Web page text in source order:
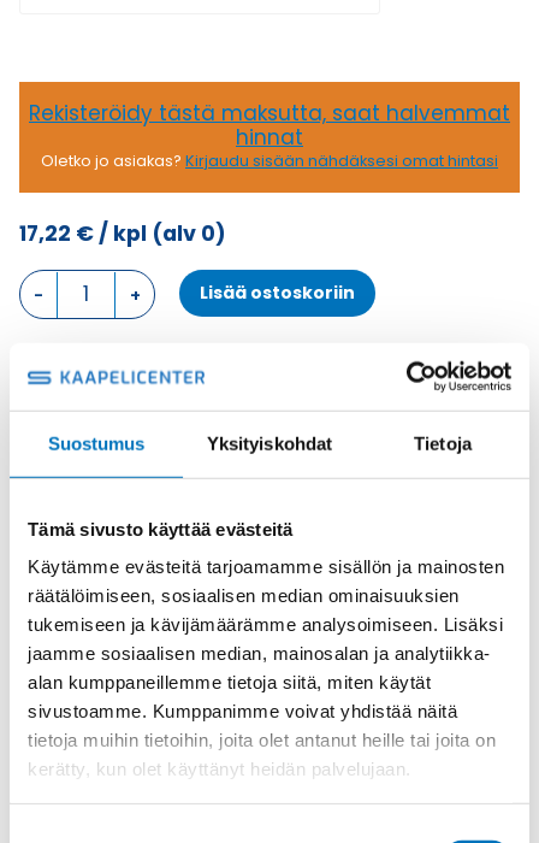
Suostumus Yksityiskohdat Tietoja
Tämä sivusto käyttää evästeitä
Käytämme evästeitä tarjoamamme sisällön ja mainosten
räätälöimiseen, sosiaalisen median ominaisuuksien
tukemiseen ja kävijämäärämme analysoimiseen. Lisäksi
jaamme sosiaalisen median, mainosalan ja analytiikka-
alan kumppaneillemme tietoja siitä, miten käytät
sivustoamme. Kumppanimme voivat yhdistää näitä
tietoja muihin tietoihin, joita olet antanut heille tai joita on
kerätty, kun olet käyttänyt heidän palvelujaan.
Rekisteröidy tästä maksutta, saat halvemmat
hinnat
Oletko jo asiakas? Kirjaudu sisään nähdäksesi omat hintasi
17,22 €/ kpl (alv 0)
CSAH
UROS
Lisää ostoskoriin
TuotekoodiCSAHM10
Osasto ILME -moninapaliittimet,Kosketinosat
Sisäosat
Toimitusaika: 1-7 päivää
Toimituskulut 35kg:n asti 25€.
Valmistaja
ILME S.p.A
Koko
size "49.16"
Käyttölämpötila
'-40 °C...+125 °C
IP-luokka
IP20 without enclosure, IP65/IP66
with enclosure
Uros/Naaras
Uros